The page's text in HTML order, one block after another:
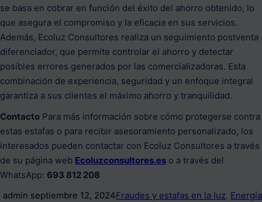
se basa en cobrar en función del éxito del ahorro obtenido, lo
que asegura el compromiso y la eficacia en sus servicios.
Además, Ecoluz Consultores realiza un seguimiento postventa
diferenciador, que permite controlar el ahorro y detectar
posibles errores generados por las comercializadoras. Esta
combinación de experiencia, seguridad y un enfoque integral
garantiza a sus clientes el máximo ahorro y tranquilidad.
Contacto Para más información sobre cómo protegerse contra
estas estafas o para recibir asesoramiento personalizado, los
interesados pueden contactar con Ecoluz Consultores a través
de su página web Ecoluzconsultores.es o a través del
WhatsApp: 693 812 208
admin septiembre 12, 2024Fraudes y estafas en la luz, Energía